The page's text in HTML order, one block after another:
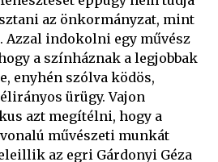
az önkormányzat, mint
Azzal indokolni egy művész
a színháznak a legjobbak
enyhén szólva ködös,
ürügy. Vajon
azt megítélni, hogy a
művészeti munkát
az egri Gárdonyi Géza